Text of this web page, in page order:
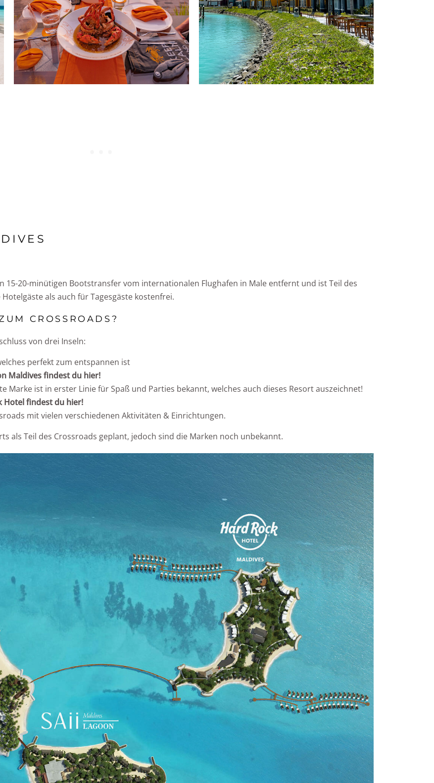
15-20-minütigen Bootstransfer vom internationalen Flughafen in Male entfernt und ist Teil des
als auch für Tagesgäste kostenfrei.
CROSSROADS?
von drei Inseln:
perfekt zum entspannen ist
Maldives findest du hier!
Marke ist in erster Linie für Spaß und Parties bekannt, welches auch dieses Resort auszeichnet!
Hotel findest du hier!
mit vielen verschiedenen Aktivitäten & Einrichtungen.
als Teil des Crossroads geplant, jedoch sind die Marken noch unbekannt.